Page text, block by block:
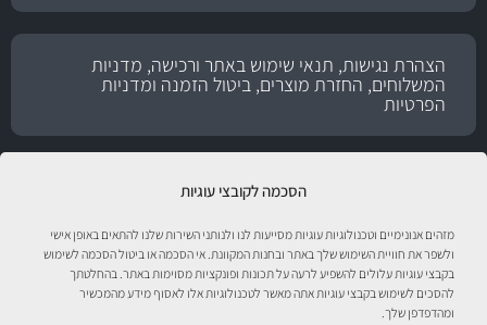
הסכמה לקובצי עוגיות
מזהים אנונימיים וטכנולוגיות עוגיות מסייעות לנו ולנותני השירות שלנו להתאים באופן אישי
ולשפר את חוויית השימוש שלך באתר ובחנות המקוונת. אי הסכמה או ביטול הסכמה לשימוש
בקבצי עוגיות עלולים להשפיע לרעה על תכונות ופונקציות מסוימות באתר. בהחלטתך
להסכים לשימוש בקבצי עוגיות אתה מאשר לטכנולוגיות אלו לאסוף מידע מהמכשיר
ומהדפדפן שלך.
הצהרת נגישות, תנאי שימוש באתר ורכישה, מדניות
המשלוחים, החזרת מוצרים, ביטול הזמנה ומדניות
הפרטיות